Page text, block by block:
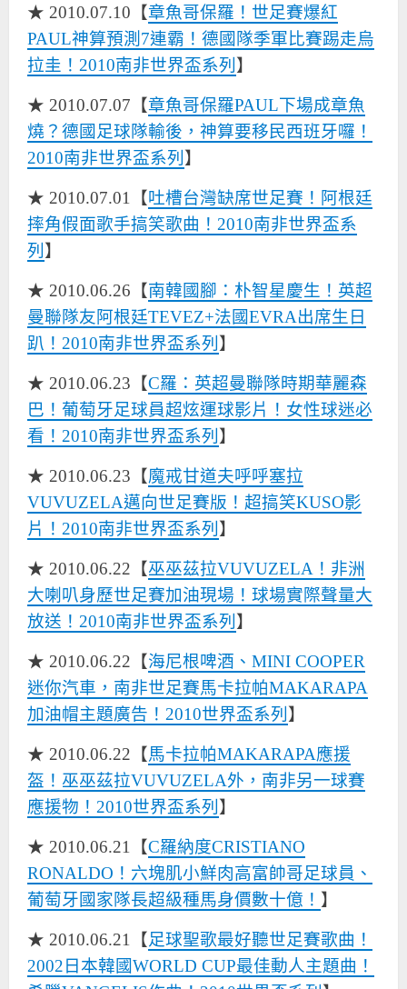
★ 2010.07.10【章魚哥保羅！世足賽爆紅
PAUL神算預測7連霸！德國隊季軍比賽踢走烏
拉圭！2010南非世界盃系列 】
★ 2010.07.07【章魚哥保羅PAUL下場成章魚
燒？德國足球隊輸後，神算要移民西班牙囉！
2010南非世界盃系列 】
★ 2010.07.01【吐槽台灣缺席世足賽！阿根廷
摔角假面歌手搞笑歌曲！2010南非世界盃系
列 】
★ 2010.06.26【南韓國腳：朴智星慶生！英超
曼聯隊友阿根廷TEVEZ+法國EVRA出席生日
趴！2010南非世界盃系列 】
★ 2010.06.23【C羅：英超曼聯隊時期華麗森
巴！葡萄牙足球員超炫運球影片！女性球迷必
看！2010南非世界盃系列 】
★ 2010.06.23【魔戒甘道夫呼呼塞拉
VUVUZELA邁向世足賽版！超搞笑KUSO影
片！2010南非世界盃系列 】
★ 2010.06.22【巫巫茲拉VUVUZELA！非洲
大喇叭身歷世足賽加油現場！球場實際聲量大
放送！2010南非世界盃系列 】
★ 2010.06.22【海尼根啤酒、MINI COOPER
迷你汽車，南非世足賽馬卡拉帕MAKARAPA
加油帽主題廣告！2010世界盃系列 】
★ 2010.06.22【馬卡拉帕MAKARAPA應援
盔！巫巫茲拉VUVUZELA外，南非另一球賽
應援物！2010世界盃系列 】
★ 2010.06.21【C羅納度CRISTIANO
RONALDO！六塊肌小鮮肉高富帥哥足球員、
葡萄牙國家隊長超級種馬身價數十億！ 】
★ 2010.06.21【足球聖歌最好聽世足賽歌曲！
2002日本韓國WORLD CUP最佳動人主題曲！